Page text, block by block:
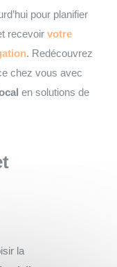
pour planifier
recevoirvotre
. Redécouvrez
chez vous avec
en solutions de
la